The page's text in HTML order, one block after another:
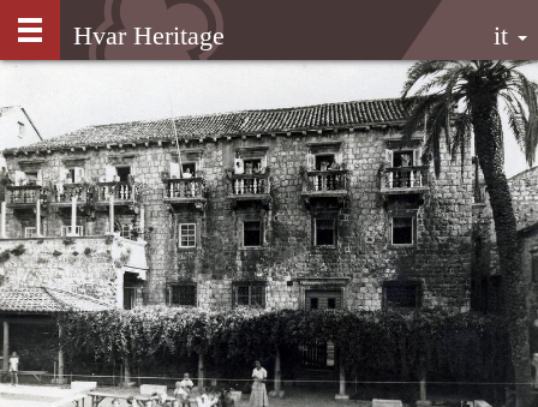
contenuto
Hvar Heritage it